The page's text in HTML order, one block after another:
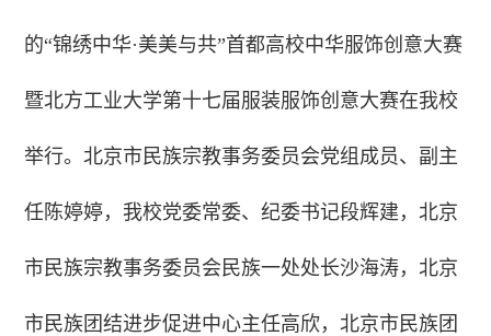
的“锦绣中华·美美与共”首都高校中华服饰创意大赛
暨北方工业大学第十七届服装服饰创意大赛在我校
举行。北京市民族宗教事务委员会党组成员、副主
任陈婷婷，我校党委常委、纪委书记段辉建，北京
市民族宗教事务委员会民族一处处长沙海涛，北京
市民族团结进步促进中心主任高欣，北京市民族团